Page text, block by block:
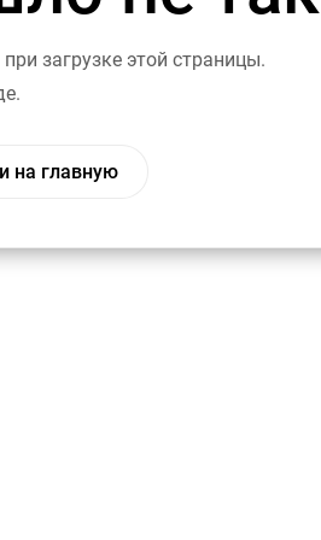
загрузке этой страницы.
на главную